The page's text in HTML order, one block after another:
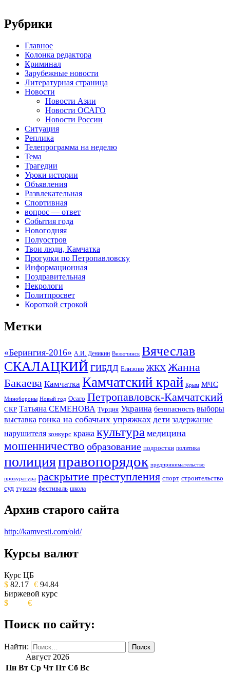
Рубрики
Главное
Колонка редактора
Криминал
Зарубежные новости
Литературная страница
Новости
Новости Азии
Новости ОСАГО
Новости России
Ситуация
Реплика
Телепрограмма на неделю
Тема
Трагедии
Уроки истории
Объявления
Развлекательная
Спортивная
вопрос — ответ
События года
Новогодняя
Полуостров
Твои люди, Камчатка
Прогулки по Петропавловску
Информационная
Поздравительная
Некрологи
Политпросвет
Короткой строкой
Метки
«Берингия-2016» А.И. Деникин Вилючинск Вячеслав
СКАЛАЦКИЙ ГИБДД Елизово ЖКХ Жанна
Бакаева Камчатка Камчатский край Крым МЧС
Минобороны Новый год Осаго Петропавловск-Камчатский
СКР Татьяна СЕМЕНОВА Турция Украина безопасность выборы
выставка гонка на собачьих упряжках дети задержание
нарушителя конкурс кража культура медицина
мошенничество образование подростки политика
полицияправопорядок предпринимательство
прокуратура раскрытие преступления спорт строительство
суд туризм фестиваль школа
Архив старого сайта
http://kamvesti.com/old/
ОБЩЕСТВЕННО-ПОЛИТИЧЕСКОЕ
ИЗДАНИЕ КАМЧАТСКОГО КРАЯ.
Курсы валют
Курс ЦБ
$ 82.17 € 94.84
Биржевой курс
$
€
Поиск по сайту:
Найти:
Август 2026
Пн Вт Ср Чт Пт Сб Вс